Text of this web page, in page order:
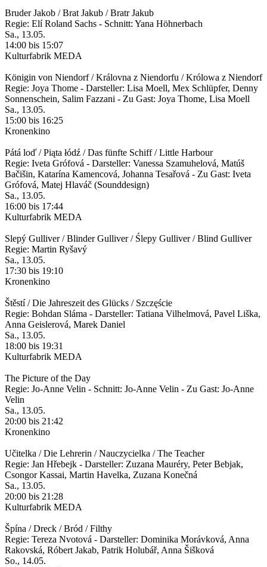
Bruder Jakob / Brat Jakub / Bratr Jakub
Regie: Elí Roland Sachs - Schnitt: Yana Höhnerbach
Sa., 13.05.
14:00 bis 15:07
Kulturfabrik MEDA
Königin von Niendorf / Královna z Niendorfu / Królowa z Niendorf
Regie: Joya Thome - Darsteller: Lisa Moell, Mex Schlüpfer, Denny
Sonnenschein, Salim Fazzani - Zu Gast: Joya Thome, Lisa Moell
Sa., 13.05.
15:00 bis 16:25
Kronenkino
Pátá loď / Piąta łódź / Das fünfte Schiff / Little Harbour
Regie: Iveta Grófová - Darsteller: Vanessa Szamuhelová, Matúš
Bačišin, Katarína Kamencová, Johanna Tesařová - Zu Gast: Iveta
Grófová, Matej Hlaváč (Sounddesign)
Sa., 13.05.
16:00 bis 17:44
Kulturfabrik MEDA
Slepý Gulliver / Blinder Gulliver / Ślepy Gulliver / Blind Gulliver
Regie: Martin Ryšavý
Sa., 13.05.
17:30 bis 19:10
Kronenkino
Štěstí / Die Jahreszeit des Glücks / Szczęście
Regie: Bohdan Sláma - Darsteller: Tatiana Vilhelmová, Pavel Liška,
Anna Geislerová, Marek Daniel
Sa., 13.05.
18:00 bis 19:31
Kulturfabrik MEDA
The Picture of the Day
Regie: Jo-Anne Velin - Schnitt: Jo-Anne Velin - Zu Gast: Jo-Anne
Velin
Sa., 13.05.
20:00 bis 21:42
Kronenkino
Učitelka / Die Lehrerin / Nauczycielka / The Teacher
Regie: Jan Hřebejk - Darsteller: Zuzana Mauréry, Peter Bebjak,
Csongor Kassai, Martin Havelka, Zuzana Konečná
Sa., 13.05.
20:00 bis 21:28
Kulturfabrik MEDA
Špína / Dreck / Bród / Filthy
Regie: Tereza Nvotová - Darsteller: Dominika Morávková, Anna
Rakovská, Róbert Jakab, Patrik Holubář, Anna Šišková
So., 14.05.